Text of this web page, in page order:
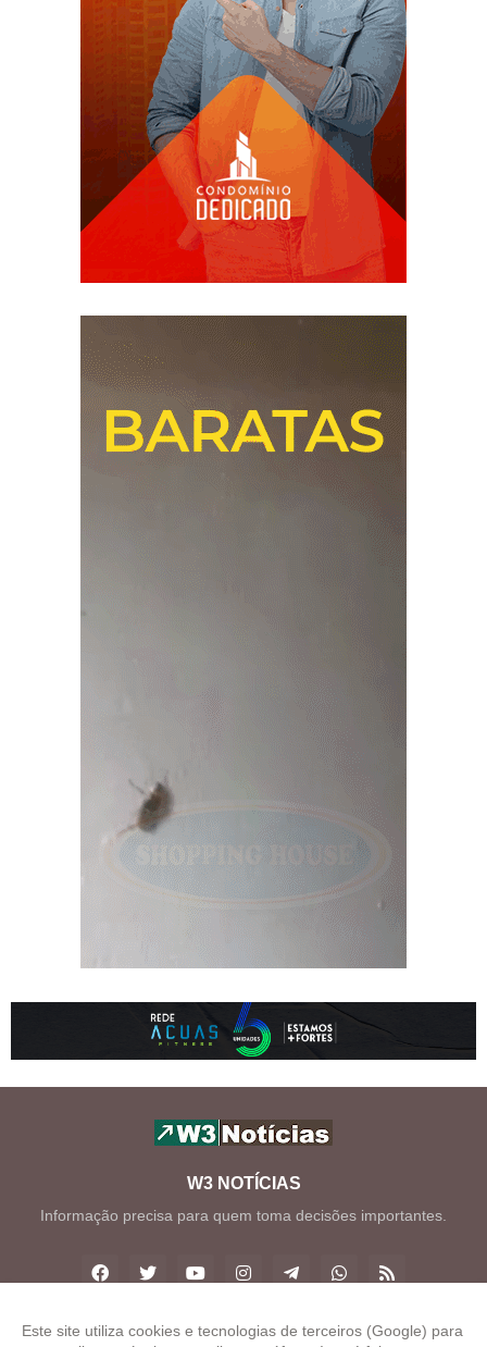
W3 NOTÍCIAS
Informação precisa para quem toma decisões importantes.
Este site utiliza cookies e tecnologias de terceiros (Google) para